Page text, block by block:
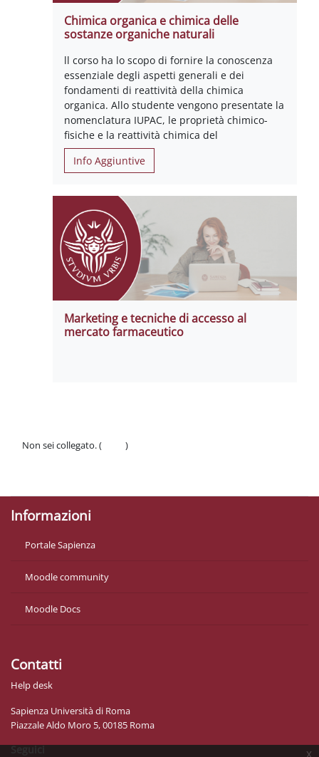
x
Chimica organica e chimica delle
sostanze organiche naturali
ll corso ha lo scopo di fornire la conoscenza
essenziale degli aspetti generali e dei
fondamenti di reattività della chimica
organica. Allo studente vengono presentate la
nomenclatura IUPAC, le proprietà chimico-
fisiche e la reattività chimica del
Info Aggiuntive
Marketing e tecniche di accesso al
mercato farmaceutico
Non sei collegato. (
)
Informazioni
Portale Sapienza
Moodle community
Moodle Docs
Contatti
Help desk
Sapienza Università di Roma
Piazzale Aldo Moro 5, 00185 Roma
Seguici